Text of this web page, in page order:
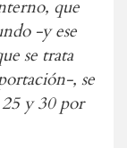
que
-y ese
se trata
, se
y 30 por